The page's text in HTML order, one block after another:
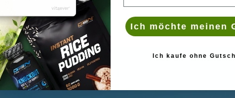
Ich möchte meinen
Ich kaufe ohne